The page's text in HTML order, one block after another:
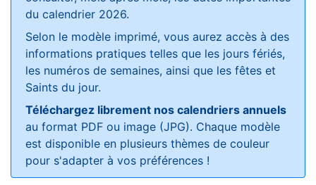
du calendrier 2026.
Selon le modèle imprimé, vous aurez accès à des
informations pratiques telles que les jours fériés,
les numéros de semaines, ainsi que les fêtes et
Saints du jour.
Téléchargez librement nos calendriers annuels
au format PDF ou image (JPG). Chaque modèle
est disponible en plusieurs thèmes de couleur
pour s'adapter à vos préférences !